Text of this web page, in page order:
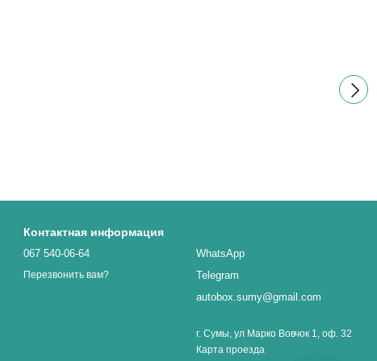
Контактная информация
067 540-06-64
Перезвонить вам?
WhatsApp
Telegram
autobox.sumy@gmail.com
г. Сумы, ул Марко Вовчок 1, оф. 32
Карта проезда